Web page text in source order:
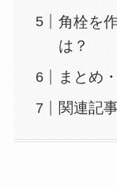
角栓を
は？
まとめ
関連記